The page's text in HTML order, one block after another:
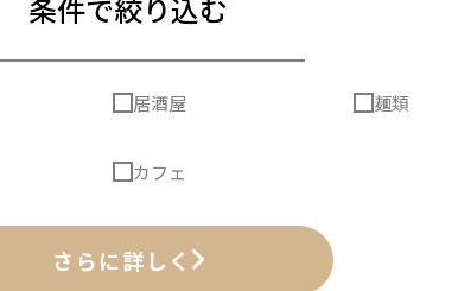
条件で絞り込む
居酒屋 麺類
カフェ
さらに詳しく